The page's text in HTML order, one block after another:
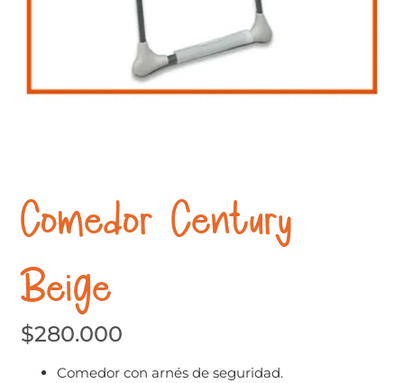
Comedor Century
Beige
$280.000
Comedor con arnés de seguridad.